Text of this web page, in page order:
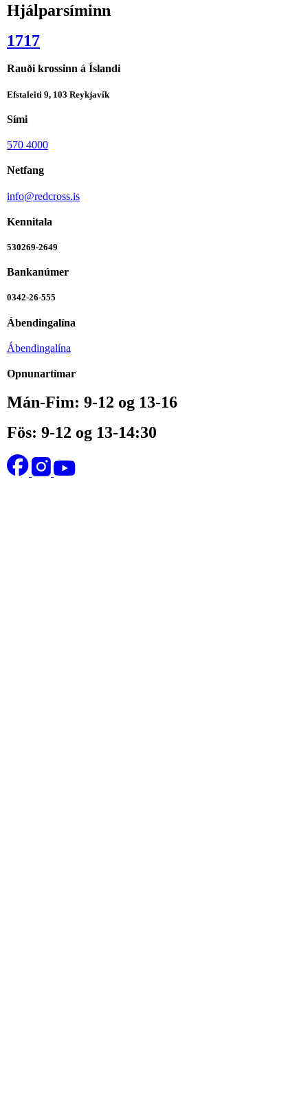
Hjálparsíminn
1717
Rauði krossinn á Íslandi
Efstaleiti 9, 103 Reykjavík
Sími
570 4000
Netfang
info@redcross.is
Kennitala
530269-2649
Bankanúmer
0342-26-555
Ábendingalína
Ábendingalína
Opnunartímar
Mán-Fim: 9-12 og 13-16
Fös: 9-12 og 13-14:30